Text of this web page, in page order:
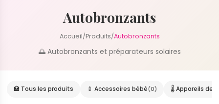
Autobronzants
Accueil/Produits/Autobronzants
🌅 Autobronzants et préparateurs solaires
🏥 Tous les produits 🍼 Accessoires bébé(0) 🌡️ Appareils de